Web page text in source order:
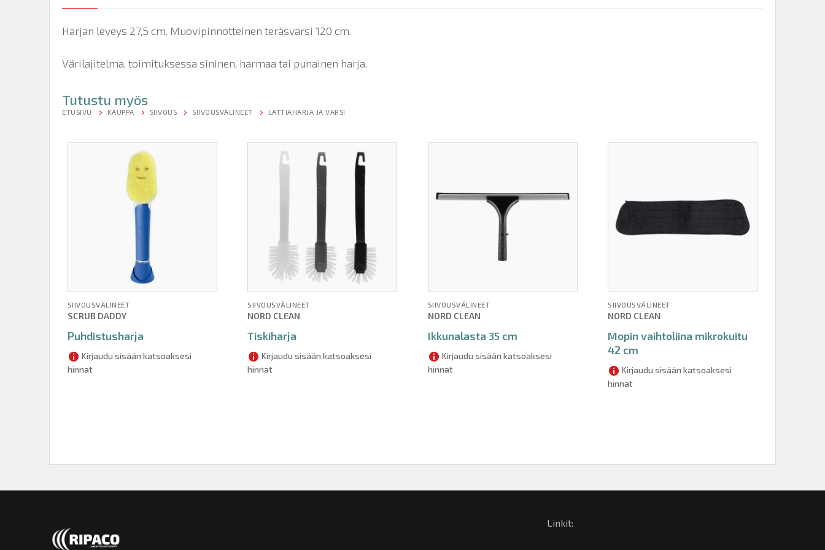
Harjan leveys 27,5 cm. Muovipinnotteinen teräsvarsi 120 cm.
Värilajitelma, toimituksessa sininen, harmaa tai punainen harja.
Tutustu myös
ETUSIVU KAUPPA SIIVOUS SIIVOUSVÄLINEET LATTIAHARJA JA VARSI
SIIVOUSVÄLINEET
SCRUB DADDY
Puhdistusharja
Kirjaudu sisään katsoaksesi
hinnat
SIIVOUSVÄLINEET
NORD CLEAN
Tiskiharja
Kirjaudu sisään katsoaksesi
hinnat
SIIVOUSVÄLINEET
NORD CLEAN
Ikkunalasta 35 cm
Kirjaudu sisään katsoaksesi
hinnat
SIIVOUSVÄLINEET
NORD CLEAN
Mopin vaihtoliina mikrokuitu
42 cm
Kirjaudu sisään katsoaksesi
hinnat
Linkit: